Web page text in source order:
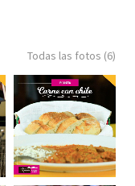
Todas las fotos (6)